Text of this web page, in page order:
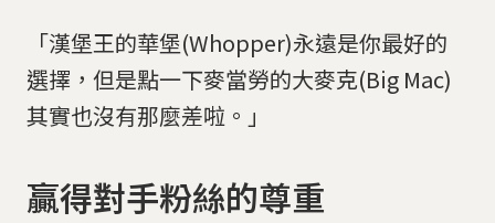
「漢堡王的華堡(Whopper)永遠是你最好的
選擇，但是點一下麥當勞的大麥克(Big Mac)
其實也沒有那麼差啦。」
贏得對手粉絲的尊重